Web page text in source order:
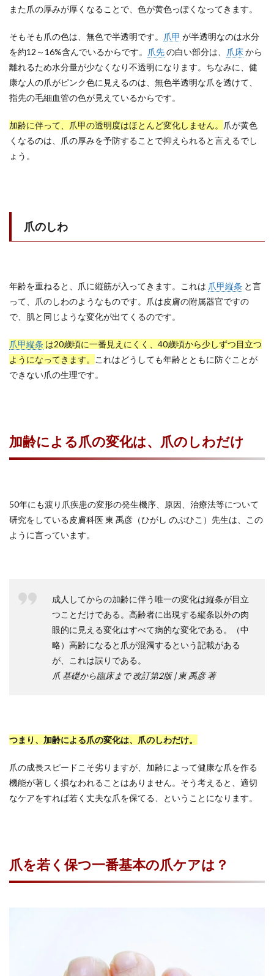
また爪の厚みが厚くなることで、色が黄色っぽくなってきます。
そもそも爪の色は、無色で半透明です。 爪甲 が半透明なのは水分
を約12～16%含んでいるからです。
爪先の白い部分は、 爪床から
離れるため水分量が少なくなり不透明になります。ちなみに、健
康な人の爪がピンク色に見えるのは、無色半透明な爪を透けて、
指先の毛細血管の色が見えているからです。
加齢に伴って、爪甲の透明度はほとんど変化しません。
爪が黄色
くなるのは、爪の厚みを予防することで抑えられると言えるでし
ょう。
爪のしわ
年齢を重ねると、爪に縦筋が入ってきます。これは 爪甲縦条 と言
って、爪のしわのようなものです。爪は皮膚の附属器官ですの
で、肌と同じような変化が出てくるのです。
爪甲縦条 は20歳頃に一番見えにくく、40歳頃から少しずつ目立つ
ようになってきます。
これはどうしても年齢とともに防ぐことが
できない爪の生理です。
加齢による爪の変化は、爪のしわだけ
50年にも渡り爪疾患の変形の発生機序、原因、治療法等について
研究をしている皮膚科医 東 禹彦（ひがし のぶひこ）先生は、この
ように言っています。
成人してからの加齢に伴う唯一の変化は縦条が目立
つことだけである。高齢者に出現する縦条以外の肉
眼的に見える変化はすべて病的な変化である。（中
略）高齢になると爪が混濁するという記載がある
が、これは誤りである。
爪 基礎から臨床まで 改訂第2版 | 東 禹彦 著
つまり、加齢による爪の変化は、爪のしわだけ。
爪の成長スピードこそ劣りますが、加齢によって健康な爪を作る
機能が著しく損なわれることはありません。そう考えると、適切
なケアをすれば若く丈夫な爪を保てる、ということになります。
爪を若く保つ一番基本の爪ケアは？